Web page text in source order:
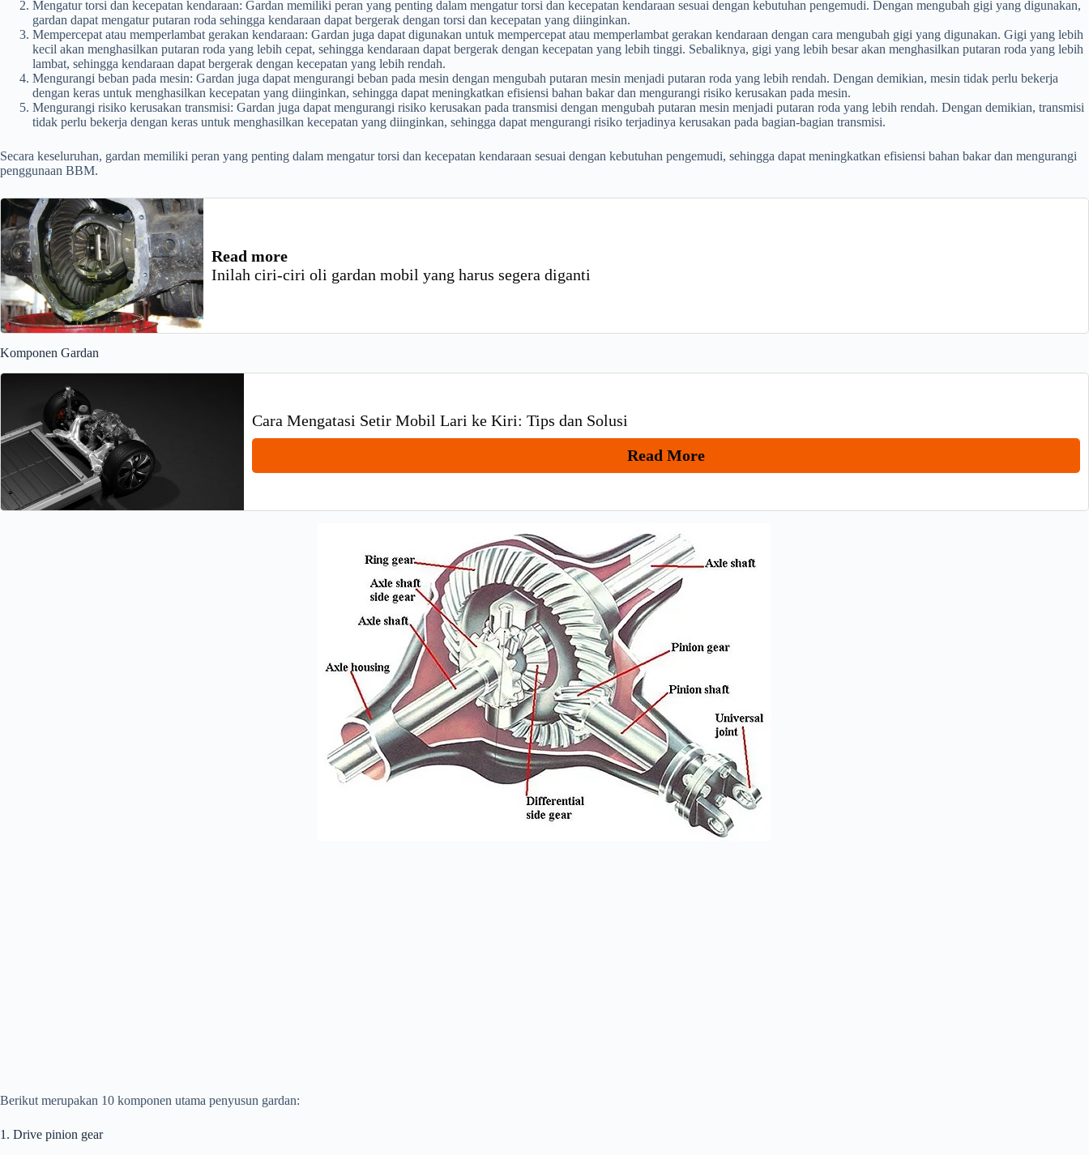
Mengatur torsi dan kecepatan kendaraan: Gardan memiliki peran yang penting dalam mengatur torsi dan kecepatan kendaraan sesuai dengan kebutuhan pengemudi. Dengan mengubah gigi yang digunakan,
gardan dapat mengatur putaran roda sehingga kendaraan dapat bergerak dengan torsi dan kecepatan yang diinginkan.
Mempercepat atau memperlambat gerakan kendaraan: Gardan juga dapat digunakan untuk mempercepat atau memperlambat gerakan kendaraan dengan cara mengubah gigi yang digunakan. Gigi yang lebih
kecil akan menghasilkan putaran roda yang lebih cepat, sehingga kendaraan dapat bergerak dengan kecepatan yang lebih tinggi. Sebaliknya, gigi yang lebih besar akan menghasilkan putaran roda yang lebih
lambat, sehingga kendaraan dapat bergerak dengan kecepatan yang lebih rendah.
Mengurangi beban pada mesin: Gardan juga dapat mengurangi beban pada mesin dengan mengubah putaran mesin menjadi putaran roda yang lebih rendah. Dengan demikian, mesin tidak perlu bekerja
dengan keras untuk menghasilkan kecepatan yang diinginkan, sehingga dapat meningkatkan efisiensi bahan bakar dan mengurangi risiko kerusakan pada mesin.
Mengurangi risiko kerusakan transmisi: Gardan juga dapat mengurangi risiko kerusakan pada transmisi dengan mengubah putaran mesin menjadi putaran roda yang lebih rendah. Dengan demikian, transmisi
tidak perlu bekerja dengan keras untuk menghasilkan kecepatan yang diinginkan, sehingga dapat mengurangi risiko terjadinya kerusakan pada bagian-bagian transmisi.
Secara keseluruhan, gardan memiliki peran yang penting dalam mengatur torsi dan kecepatan kendaraan sesuai dengan kebutuhan pengemudi, sehingga dapat meningkatkan efisiensi bahan bakar dan mengurangi
penggunaan BBM.
Read more
Inilah ciri-ciri oli gardan mobil yang harus segera diganti
Komponen Gardan
Cara Mengatasi Setir Mobil Lari ke Kiri: Tips dan Solusi
Read More
Berikut merupakan 10 komponen utama penyusun gardan:
1. Drive pinion gear